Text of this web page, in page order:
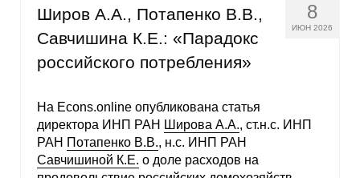
Обучение
Диссертационный совет
О совете
8
ИЮН 2026
Широв А.А., Потапенко В.В.,
Савчишина К.Е.: «Парадокс
российского потребления»
На Econs.online опубликована статья
директора ИНП РАН Широва А.А., ст.н.с. ИНП
РАН Потапенко В.В., н.с. ИНП РАН
Савчишиной К.Е. о доле расходов на